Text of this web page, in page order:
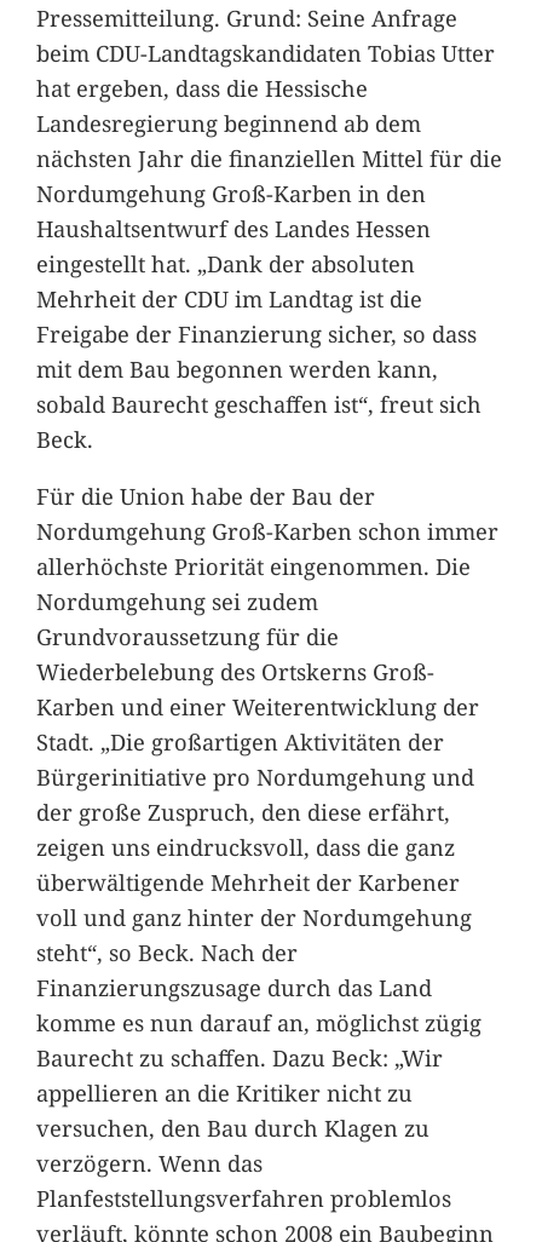
Pressemitteilung. Grund: Seine Anfrage
beim CDU-Landtagskandidaten Tobias Utter
hat ergeben, dass die Hessische
Landesregierung beginnend ab dem
nächsten Jahr die finanziellen Mittel für die
Nordumgehung Groß-Karben in den
Haushaltsentwurf des Landes Hessen
eingestellt hat. „Dank der absoluten
Mehrheit der CDU im Landtag ist die
Freigabe der Finanzierung sicher, so dass
mit dem Bau begonnen werden kann,
sobald Baurecht geschaffen ist“, freut sich
Beck.
Für die Union habe der Bau der
Nordumgehung Groß-Karben schon immer
allerhöchste Priorität eingenommen. Die
Nordumgehung sei zudem
Grundvoraussetzung für die
Wiederbelebung des Ortskerns Groß-
Karben und einer Weiterentwicklung der
Stadt. „Die großartigen Aktivitäten der
Bürgerinitiative pro Nordumgehung und
der große Zuspruch, den diese erfährt,
zeigen uns eindrucksvoll, dass die ganz
überwältigende Mehrheit der Karbener
voll und ganz hinter der Nordumgehung
steht“, so Beck. Nach der
Finanzierungszusage durch das Land
komme es nun darauf an, möglichst zügig
Baurecht zu schaffen. Dazu Beck: „Wir
appellieren an die Kritiker nicht zu
versuchen, den Bau durch Klagen zu
verzögern. Wenn das
Planfeststellungsverfahren problemlos
verläuft, könnte schon 2008 ein Baubeginn